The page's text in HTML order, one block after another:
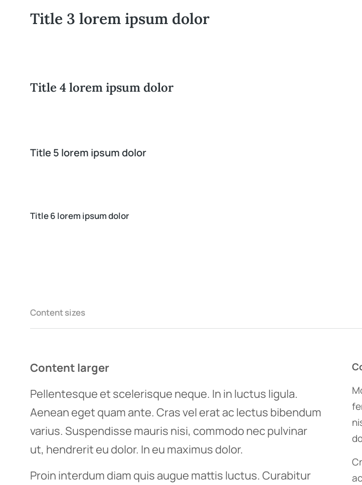
Title 3 lorem ipsum dolor
Title 4 lorem ipsum dolor
Title 5 lorem ipsum dolor
Title 6 lorem ipsum dolor
Content sizes
Content larger
Pellentesque et scelerisque neque. In in luctus ligula.
Aenean eget quam ante. Cras vel erat ac lectus bibendum
varius. Suspendisse mauris nisi, commodo nec pulvinar
ut, hendrerit eu dolor. In eu maximus dolor.
Proin interdum diam quis augue mattis luctus. Curabitur